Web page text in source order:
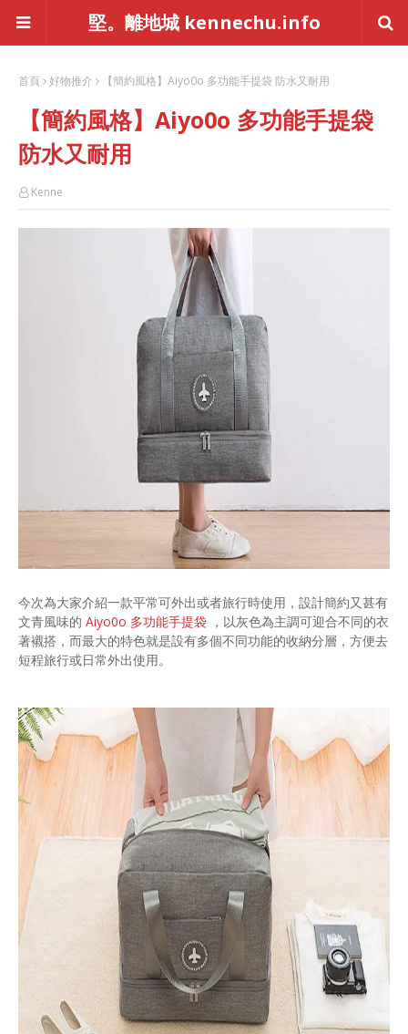
堅。離地城 kennechu.info
首頁 好物推介 【簡約風格】Aiyo0o 多功能手提袋 防水又耐用
【簡約風格】Aiyo0o 多功能手提袋
防水又耐用
Kenne
今次為大家介紹一款平常可外出或者旅行時使用，設計簡約又甚有
文青風味的 Aiyo0o 多功能手提袋 ，以灰色為主調可迎合不同的衣
著襯搭，而最大的特色就是設有多個不同功能的收納分層，方便去
短程旅行或日常外出使用。